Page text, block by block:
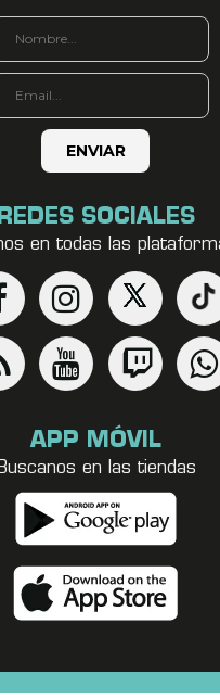
REDES SOCIALES
en todas las
APP MÓVIL
en las tiendas